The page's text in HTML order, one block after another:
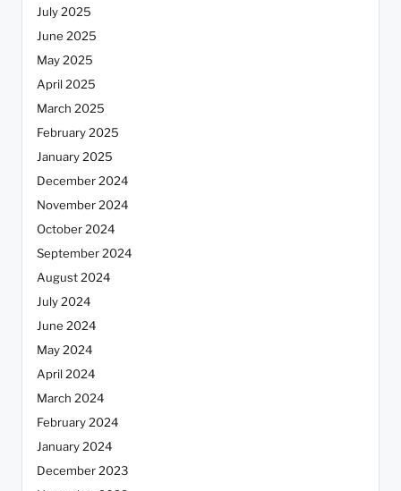
July 2025
June 2025
May 2025
April 2025
March 2025
February 2025
January 2025
December 2024
November 2024
October 2024
September 2024
August 2024
July 2024
June 2024
May 2024
April 2024
March 2024
February 2024
January 2024
December 2023